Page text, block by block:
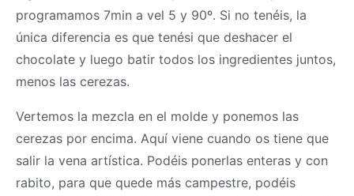
programamos 7min a vel 5 y 90º. Si no tenéis, la
única diferencia es que tenési que deshacer el
chocolate y luego batir todos los ingredientes juntos,
menos las cerezas.
Vertemos la mezcla en el molde y ponemos las
cerezas por encima. Aquí viene cuando os tiene que
salir la vena artística. Podéis ponerlas enteras y con
rabito, para que quede más campestre, podéis